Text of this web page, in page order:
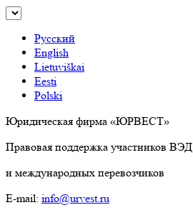
Русский
English
Lietuviškai
Eesti
Polski
Юридическая фирма «ЮРВЕСТ»
Правовая поддержка участников ВЭД
и международных перевозчиков
E-mail: info@urvest.ru